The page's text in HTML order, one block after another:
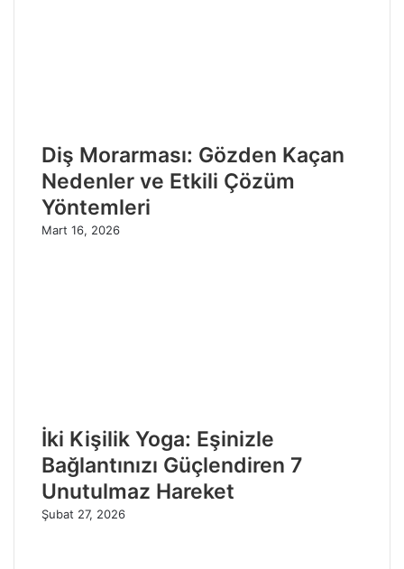
Diş Morarması: Gözden Kaçan
Nedenler ve Etkili Çözüm
Yöntemleri
Mart 16, 2026
İki Kişilik Yoga: Eşinizle
Bağlantınızı Güçlendiren 7
Unutulmaz Hareket
Şubat 27, 2026